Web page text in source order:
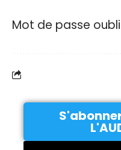
Mot de passe
S'abonner